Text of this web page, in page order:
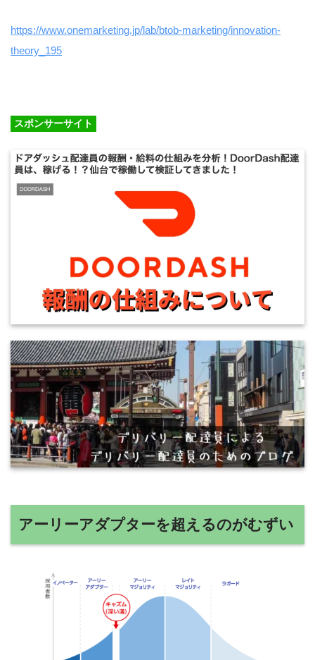
https://www.onemarketing.jp/lab/btob-marketing/innovation-
theory_195
スポンサーサイト
アーリーアダプターを超えるのがむずい